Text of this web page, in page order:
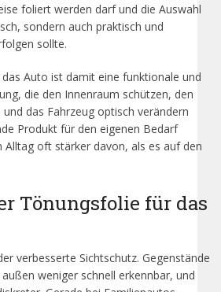
foliert werden darf und die Auswahl
sondern auch praktisch und
sollte.
Auto ist damit eine funktionale und
die den Innenraum schützen, den
das Fahrzeug optisch verändern
Produkt für den eigenen Bedarf
oft stärker davon, als es auf den
Tönungsfolie für das
verbesserte Sichtschutz. Gegenstände
weniger schnell erkennbar, und